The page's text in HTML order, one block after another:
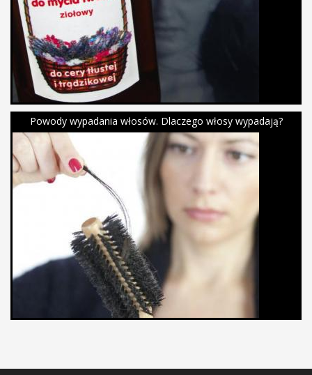
Powody wypadania włosów. Dlaczego włosy wypadają?